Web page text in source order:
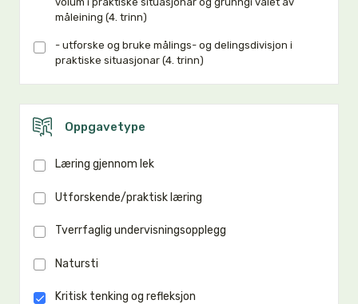
måleining (4. trinn)
- utforske og bruke målings- og delingsdivisjon i
praktiske situasjonar (4. trinn)
Oppgavetype
Læring gjennom lek
Utforskende/praktisk læring
Tverrfaglig undervisningsopplegg
Natursti
Kritisk tenking og refleksjon